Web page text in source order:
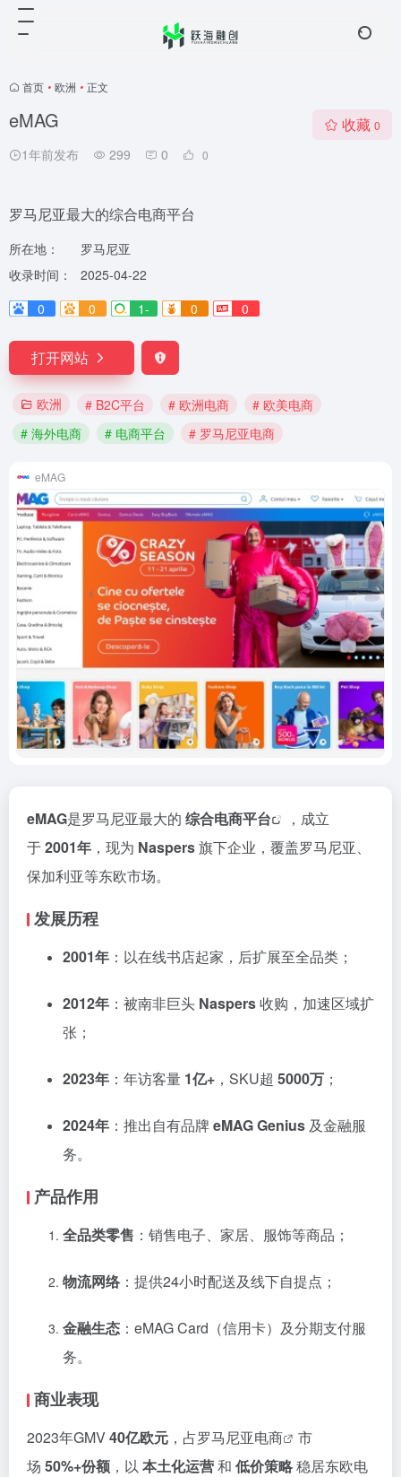
首页 • 欧洲 • 正文
eMAG
1年前发布 299 0 0
收藏 0
罗马尼亚最大的综合电商平台
所在地：
罗马尼亚
收录时间：
2025-04-22
0
0 1- 0 0
打开网站
欧洲 # B2C平台 # 欧洲电商
# 欧美电商
# 海外电商
# 电商平台 # 罗马尼亚电商
eMAG
eMAG是罗马尼亚最大的 综合电商平台
，成立
于2001年 ，现为 Naspers旗下企业，覆盖罗马尼亚、
保加利亚等东欧市场。
发展历程
2001年 ：以在线书店起家，后扩展至全品类；
2012年 ：被南非巨头 Naspers收购，加速区域扩
张；
2023年 ：年访客量 1亿+ ，SKU超 5000万 ；
2024年 ：推出自有品牌eMAG Genius 及金融服
务。
产品作用
全品类零售 ：销售电子、家居、服饰等商品；
物流网络：提供24小时配送及线下自提点；
金融生态 ：eMAG Card（信用卡）及分期支付服
务。
商业表现
2023年GMV40亿欧元 ，占罗马尼亚电商
市
场 50%+份额 ，以 本土化运营和 低价策略稳居东欧电